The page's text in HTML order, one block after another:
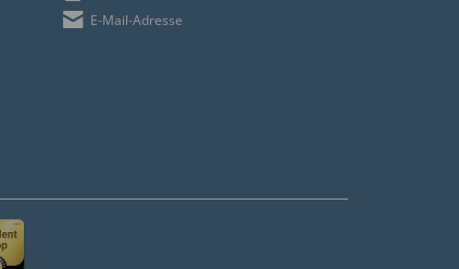
E-Mail-Adresse